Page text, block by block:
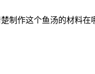
制作这个鱼汤的材料